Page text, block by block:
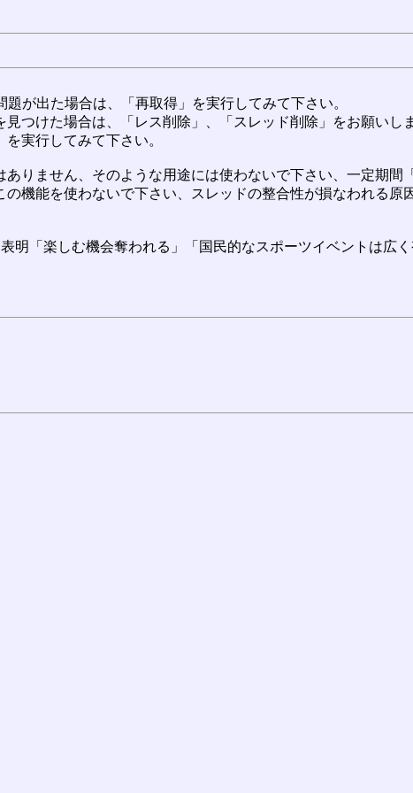
が出た場合は、「再取得」を実行してみて下さい。
つけた場合は、「レス削除」、「スレッド削除」をお願いし
実行してみて下さい。
りません、そのような用途には使わないで下さい、一定期間
機能を使わないで下さい、スレッドの整合性が損なわれる原
明「楽しむ機会奪われる」「国民的なスポーツイベントは広